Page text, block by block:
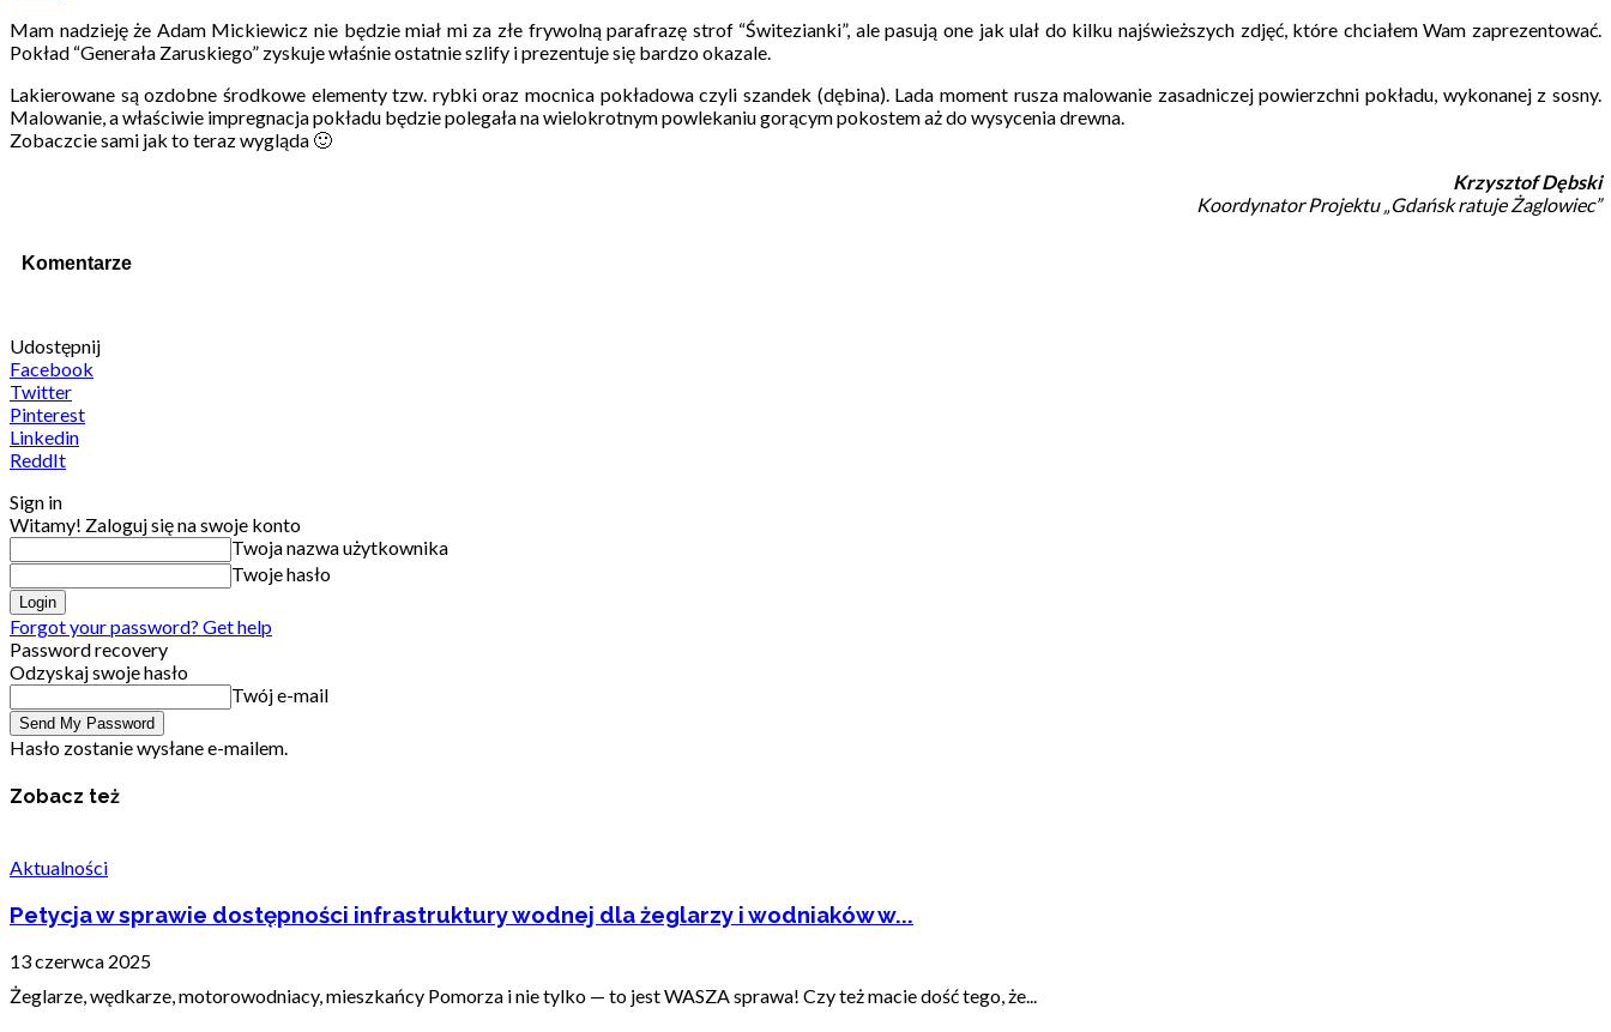
Mam nadzieję że Adam Mickiewicz nie będzie miał mi za złe frywolną parafrazę strof “Świtezianki”, ale pasują one jak ulał do kilku najświeższych zdjęć, które chciałem Wam zaprezentować.
Pokład “Generała Zaruskiego” zyskuje właśnie ostatnie szlify i prezentuje się bardzo okazale.
Lakierowane są ozdobne środkowe elementy tzw. rybki oraz mocnica pokładowa czyli szandek (dębina). Lada moment rusza malowanie zasadniczej powierzchni pokładu, wykonanej z sosny.
Malowanie, a właściwie impregnacja pokładu będzie polegała na wielokrotnym powlekaniu gorącym pokostem aż do wysycenia drewna.
Zobaczcie sami jak to teraz wygląda 🙂
Krzysztof Dębski
Koordynator Projektu „Gdańsk ratuje Żaglowiec”
Komentarze
Udostępnij
Facebook
Twitter
Pinterest
Linkedin
ReddIt
Sign in
Witamy! Zaloguj się na swoje konto
Twoja nazwa użytkownika
Twoje hasło
Forgot your password? Get help
Password recovery
Odzyskaj swoje hasło
Twój e-mail
Hasło zostanie wysłane e-mailem.
Zobacz też
Aktualności
Petycja w sprawie dostępności infrastruktury wodnej dla żeglarzy i wodniaków w...
13 czerwca 2025
Żeglarze, wędkarze, motorowodniacy, mieszkańcy Pomorza i nie tylko — to jest WASZA sprawa! Czy też macie dość tego, że...